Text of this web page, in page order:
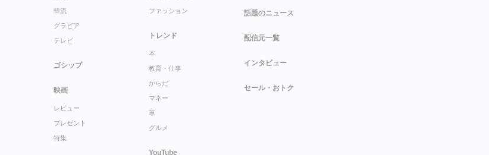
韓流
グラビア
テレビ
ゴシップ
映画
レビュー
プレゼント
特集
ファッション
トレンド
本
教育・仕事
からだ
マネー
車
グルメ
YouTube
話題のニュース
配信元一覧
インタビュー
セール・おトク